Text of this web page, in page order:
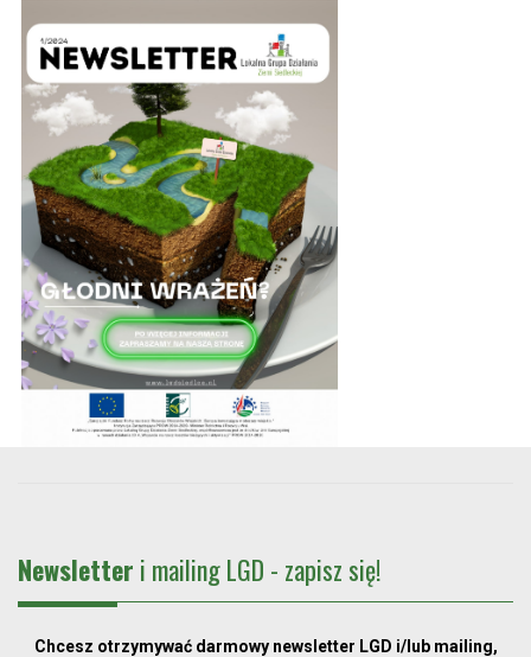
Newsletter i mailing LGD - zapisz się!
Chcesz otrzymywać darmowy newsletter LGD i/lub mailing,